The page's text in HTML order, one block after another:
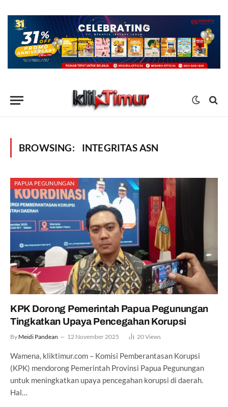
BROWSING: INTEGRITAS ASN
PAPUA PEGUNUNGAN
KPK Dorong Pemerintah Papua Pegunungan
Tingkatkan Upaya Pencegahan Korupsi
By Meidi Pandean 12 November 2025 20Views
Wamena, kliktimur.com – Komisi Pemberantasan Korupsi
(KPK) mendorong Pemerintah Provinsi Papua Pegunungan
untuk meningkatkan upaya pencegahan korupsi di daerah.
Hal…